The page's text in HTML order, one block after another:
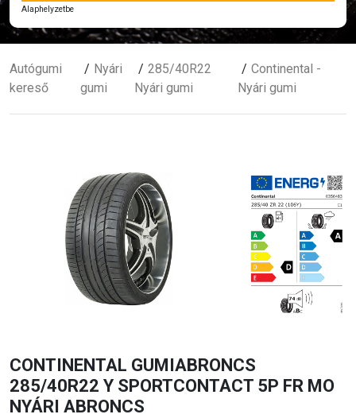
Alaphelyzetbe
Autógumi
kereső
Nyári
gumi
285/40R22
Nyári gumi
Continental -
Nyári gumi
CONTINENTAL GUMIABRONCS
285/40R22 Y SPORTCONTACT 5P FR MO
NYÁRI ABRONCS